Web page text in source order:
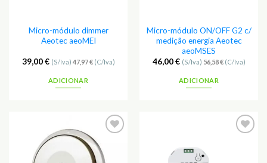
Micro-módulo dimmer
Aeotec aeoMEI
39,00€ (S/Iva) 47,97€(C/Iva)
ADICIONAR
Micro-módulo ON/OFF G2 c/
medição energia Aeotec
aeoMSES
46,00€ (S/Iva) 56,58€(C/Iva)
ADICIONAR
Adicionar
aos
Favoritos